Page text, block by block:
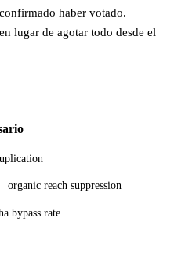
haber votado.
lugar de agotar todo desde el
organic reach suppression
bypass rate